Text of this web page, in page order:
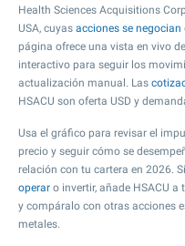
Health Sciences Acquisitions
USA, cuyas acciones se negocian
página ofrece una vista en vivo
interactivo para seguir los
actualización manual. Las
HSACU son oferta USD y
Usa el gráfico para revisar el
precio y seguir cómo se
relación con tu cartera en 2026.
operar o invertir, añade HSACU
y compáralo con otras acciones
metales.